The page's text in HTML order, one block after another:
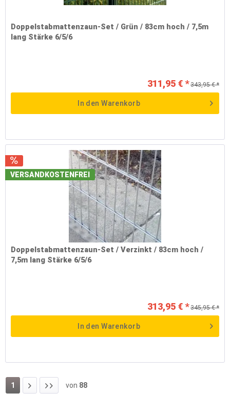
Doppelstabmattenzaun-Set / Grün / 83cm hoch / 7,5m
lang Stärke 6/5/6
311,95 € * 343,95 € *
In den Warenkorb
VERSANDKOSTENFREI
Doppelstabmattenzaun-Set / Verzinkt / 83cm hoch /
7,5m lang Stärke 6/5/6
313,95 € * 345,95 € *
In den Warenkorb
1 von 88